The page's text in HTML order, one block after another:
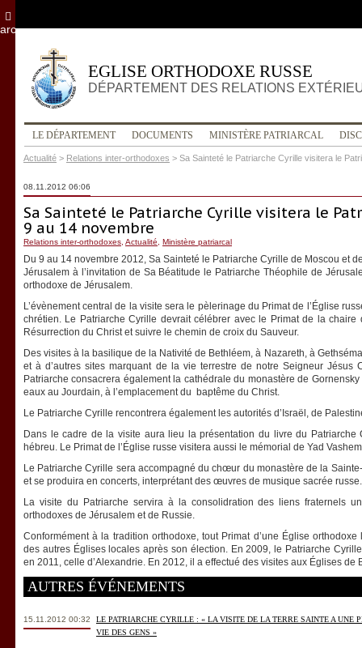
EGLISE ORTHODOXE RUSSE
DÉPARTEMENT DES RELATIONS
LE DÉPARTEMENT DOCUMENTS MINISTÈRE PATRIARCAL
Actualité > Relations inter-orthodoxes > Sa Sainteté le Patriarche Cyrille visitera le
08.11.2012 06:06
Sa Sainteté le Patriarche Cyrille visitera le
9 au 14 novembre
Relations inter-orthodoxes Actualité Ministère patriarcal
Du 9 au 14 novembre 2012, Sa Sainteté le Patriarche Cyrille de Moscou et
Jérusalem à l’invitation de Sa Béatitude le Patriarche Théophile de
orthodoxe de Jérusalem.
L’évènement central de la visite sera le pèlerinage du Primat de l’Église
chrétien. Le Patriarche Cyrille devrait célébrer avec le Primat de la
Résurrection du Christ et suivre le chemin de croix du Sauveur.
Des visites à la basilique de la Nativité de Bethléem, à Nazareth, à
et à d’autres sites marquant de la vie terrestre de notre Seigneur Jésus
Patriarche consacrera également la cathédrale du monastère de
eaux au Jourdain, à l’emplacement du baptême du Christ.
Le Patriarche Cyrille rencontrera également les autorités d’Israël, de
Dans le cadre de la visite aura lieu la présentation du livre du
hébreu. Le Primat de l’Église russe visitera aussi le mémorial de Yad
Le Patriarche Cyrille sera accompagné du chœur du monastère de la
et se produira en concerts, interprétant des œuvres de musique sacrée russe.
La visite du Patriarche servira à la consolidration des liens fraternels
orthodoxes de Jérusalem et de Russie.
Conformément à la tradition orthodoxe, tout Primat d’une Église
des autres Églises locales après son élection. En 2009, le Patriarche
en 2011, celle d’Alexandrie. En 2012, il a effectué des visites aux Églises
AUTRES ÉVÉNEMENTS
15.11.2012 00:32
LE PATRIARCHE CYRILLE : « LA VISITE DE LA TERRE SAINTE A UNE
VIE DES GENS »
archives